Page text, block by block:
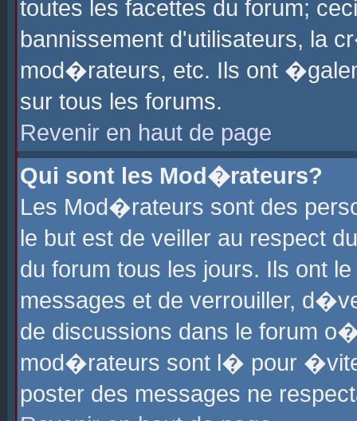
toutes les facettes du forum;
bannissement d'utilisateurs, la
mod�rateurs, etc. Ils ont
sur tous les forums.
Revenir en haut de page
Qui sont les Mod�rateurs?
Les Mod�rateurs sont des
le but est de veiller au respect
du forum tous les jours. Ils ont
messages et de verrouiller,
de discussions dans le forum
mod�rateurs sont l� pour
poster des messages ne